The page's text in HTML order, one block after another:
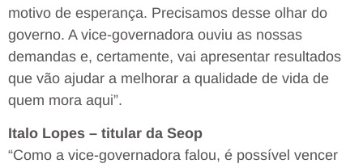
motivo de esperança. Precisamos desse olhar do
governo. A vice-governadora ouviu as nossas
demandas e, certamente, vai apresentar resultados
que vão ajudar a melhorar a qualidade de vida de
quem mora aqui”.
Italo Lopes – titular da Seop
“Como a vice-governadora falou, é possível vencer